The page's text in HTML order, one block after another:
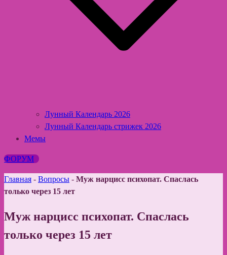
Лунный Календарь 2026
Лунный Календарь стрижек 2026
Мемы
ФОРУМ
Главная - Вопросы - Муж нарцисс психопат. Спаслась
только через 15 лет
Муж нарцисс психопат. Спаслась
только через 15 лет